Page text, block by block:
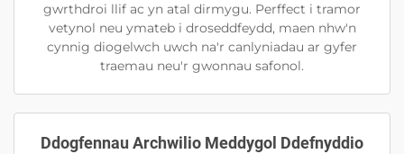
gwrthdroi llif ac yn atal dirmygu. Perffect i tramor
vetynol neu ymateb i droseddfeydd, maen nhw'n
cynnig diogelwch uwch na'r canlyniadau ar gyfer
traemau neu'r gwonnau safonol.
Ddogfennau Archwilio Meddygol Ddefnyddio